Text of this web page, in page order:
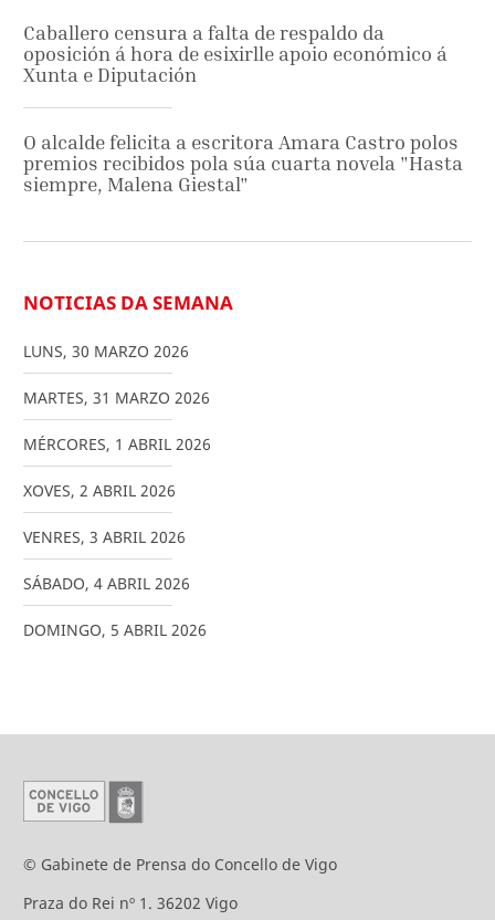
Caballero censura a falta de respaldo da
oposición á hora de esixirlle apoio económico á
Xunta e Diputación
O alcalde felicita a escritora Amara Castro polos
premios recibidos pola súa cuarta novela "Hasta
siempre, Malena Giestal"
NOTICIAS DA SEMANA
LUNS, 30 MARZO 2026
MARTES, 31 MARZO 2026
MÉRCORES, 1 ABRIL 2026
XOVES, 2 ABRIL 2026
VENRES, 3 ABRIL 2026
SÁBADO, 4 ABRIL 2026
DOMINGO, 5 ABRIL 2026
© Gabinete de Prensa do Concello de Vigo
Praza do Rei nº 1. 36202 Vigo